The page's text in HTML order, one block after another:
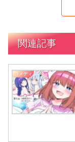
関連記事
コメディ